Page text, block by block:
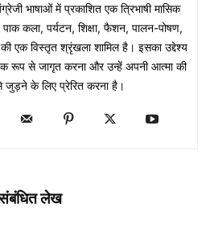
भाषाओं में प्रकाशित एक त्रिभाषी मासिक
कला, पर्यटन, शिक्षा, फैशन, पालन-पोषण,
एक विस्तृत श्रृंखला शामिल है। इसका उद्देश्य
रूप से जागृत करना और उन्हें अपनी आत्मा की
के लिए प्रेरित करना है।
लेख